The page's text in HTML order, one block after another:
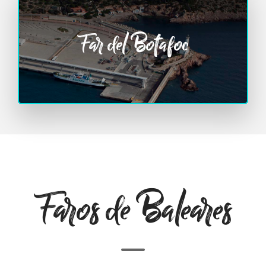
Far del Botafoc
Faros de Baleares